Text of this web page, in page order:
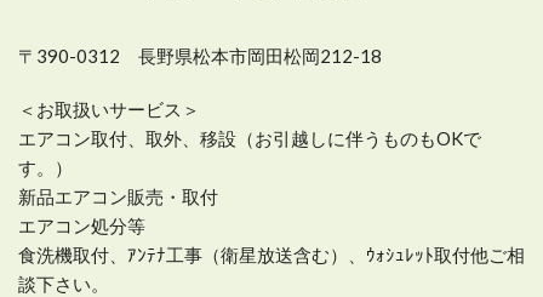
〒390-0312 長野県松本市岡田松岡212-18
＜お取扱いサービス＞
エアコン取付、取外、移設（お引越しに伴うものもOKで
す。）
新品エアコン販売・取付
エアコン処分等
食洗機取付、ｱﾝﾃﾅ工事（衛星放送含む）、ｳｫｼｭﾚｯﾄ取付他ご相
談下さい。